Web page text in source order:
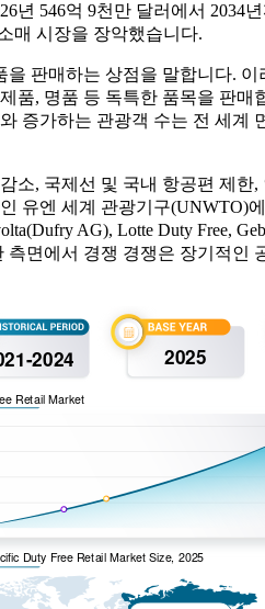
년 546억 9천만 달러에서
매 시장을 장악했습니다.
판매하는 상점을 말합니다.
품, 명품 등 독특한 품목을 판
증가하는 관광객 수는 전 세
소, 국제선 및 국내 항공편 제
엔 세계 관광기구(UNWTO)
AG), Lotte Duty Free,
면에서 경쟁 경쟁은 장기적